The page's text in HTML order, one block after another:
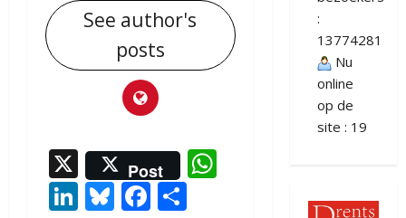
See author's
posts
X Post
LinkedIn
Bluesky
Facebook
:
13774281
Nu
online
op de
site : 19